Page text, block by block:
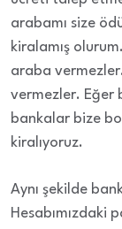
arabamı size
kiralamış
araba
vermezler. Eğer
bankalar bize
kiralıyoruz.
Aynı şekilde
Hesabımızdaki